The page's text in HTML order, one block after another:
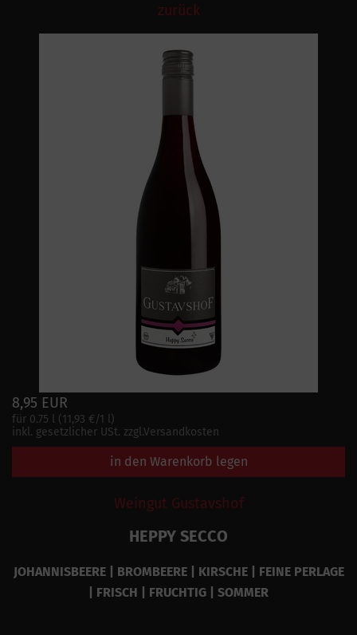
zurück
8,95 EUR
für 0.75 l (11,93 €/1 l)
inkl. gesetzlicher USt. zzgl.Versandkosten
in den Warenkorb legen
Weingut Gustavshof
HEPPY SECCO
JOHANNISBEERE | BROMBEERE | KIRSCHE | FEINE PERLAGE
| FRISCH | FRUCHTIG | SOMMER